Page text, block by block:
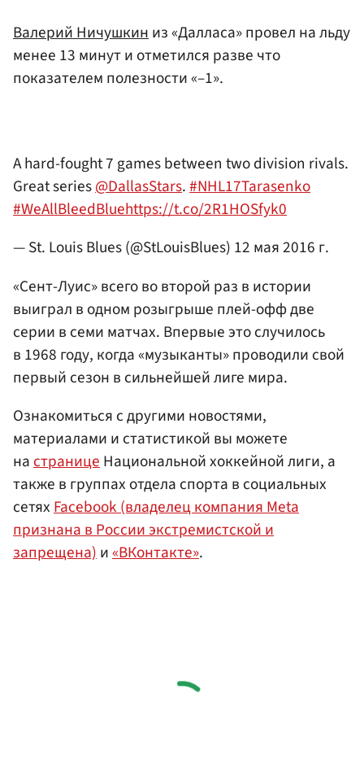
Валерий Ничушкиниз «Далласа» провел на льду
менее 13 минут и отметился разве что
показателем полезности «–1».
A hard-fought 7 games between two division rivals.
Great series@DallasStars.#NHL17Tarasenko
#WeAllBleedBluehttps://t.co/2R1HOSfyk0
— St. Louis Blues (@StLouisBlues) 12 мая 2016 г.
«Сент-Луис» всего во второй раз в истории
выиграл в одном розыгрыше плей-офф две
серии в семи матчах. Впервые это случилось
в 1968 году, когда «музыканты» проводили свой
первый сезон в сильнейшей лиге мира.
Ознакомиться с другими новостями,
материалами и статистикой вы можете
настраницеНациональной хоккейной лиги, а
также в группах отдела спорта в социальных
сетяхFacebook (владелец компания Meta
признана в России экстремистской и
запрещена)и«ВКонтакте».